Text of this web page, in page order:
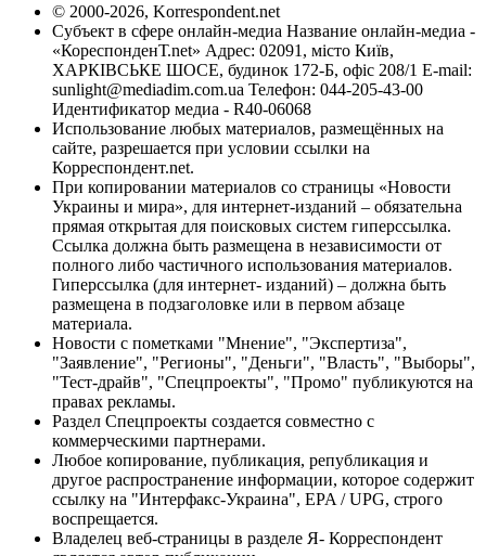
© 2000-2026, Korrespondent.net
Субъект в сфере онлайн-медиа Название онлайн-медиа -
«КореспонденТ.net» Адрес: 02091, місто Київ,
ХАРКІВСЬКЕ ШОСЕ, будинок 172-Б, офіс 208/1 E-mail:
sunlight@mediadim.com.ua Телефон: 044-205-43-00
Идентификатор медиа - R40-06068
Использование любых материалов, размещённых на
сайте, разрешается при условии ссылки на
Корреспондент.net.
При копировании материалов со страницы «Новости
Украины и мира», для интернет-изданий – обязательна
прямая открытая для поисковых систем гиперссылка.
Ссылка должна быть размещена в независимости от
полного либо частичного использования материалов.
Гиперссылка (для интернет- изданий) – должна быть
размещена в подзаголовке или в первом абзаце
материала.
Новости с пометками "Мнение", "Экспертиза",
"Заявление", "Регионы", "Деньги", "Власть", "Выборы",
"Тест-драйв", "Спецпроекты", "Промо" публикуются на
правах рекламы.
Раздел Спецпроекты создается совместно с
коммерческими партнерами.
Любое копирование, публикация, републикация и
другое распространение информации, которое содержит
ссылку на "Интерфакс-Украина", EPA / UPG, строго
воспрещается.
Владелец веб-страницы в разделе Я- Корреспондент